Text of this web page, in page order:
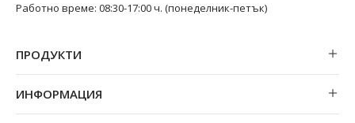
Работно време: 08:30-17:00 ч. (понеделник-петък)
ПРОДУКТИ
ИНФОРМАЦИЯ